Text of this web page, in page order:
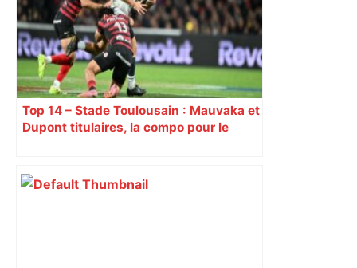
Top 14 – Stade Toulousain : Mauvaka et
Dupont titulaires, la compo pour le